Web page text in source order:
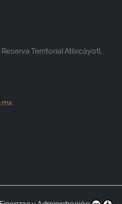
Territorial Atlixcáyotl,